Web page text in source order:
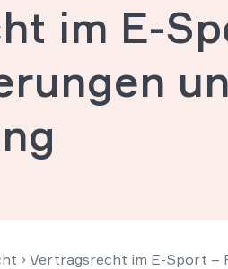
im E-
› Vertragsrecht im E-Sport –